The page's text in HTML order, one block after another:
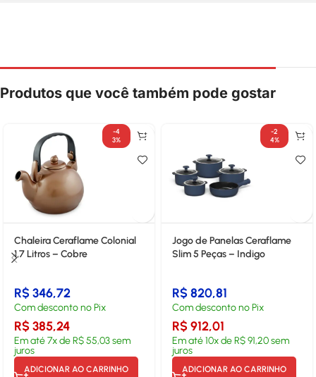
Produtos que você também pode gostar
-4
3%
Chaleira Ceraflame Colonial
1,7 Litros – Cobre
R$346,72
Com desconto no Pix
R$385,24
Em até7x deR$55,03sem
juros
ADICIONAR AO CARRINHO
-2
4%
Jogo de Panelas Ceraflame
Slim 5 Peças – Indigo
R$820,81
Com desconto no Pix
R$912,01
Em até10x deR$91,20sem
juros
ADICIONAR AO CARRINHO